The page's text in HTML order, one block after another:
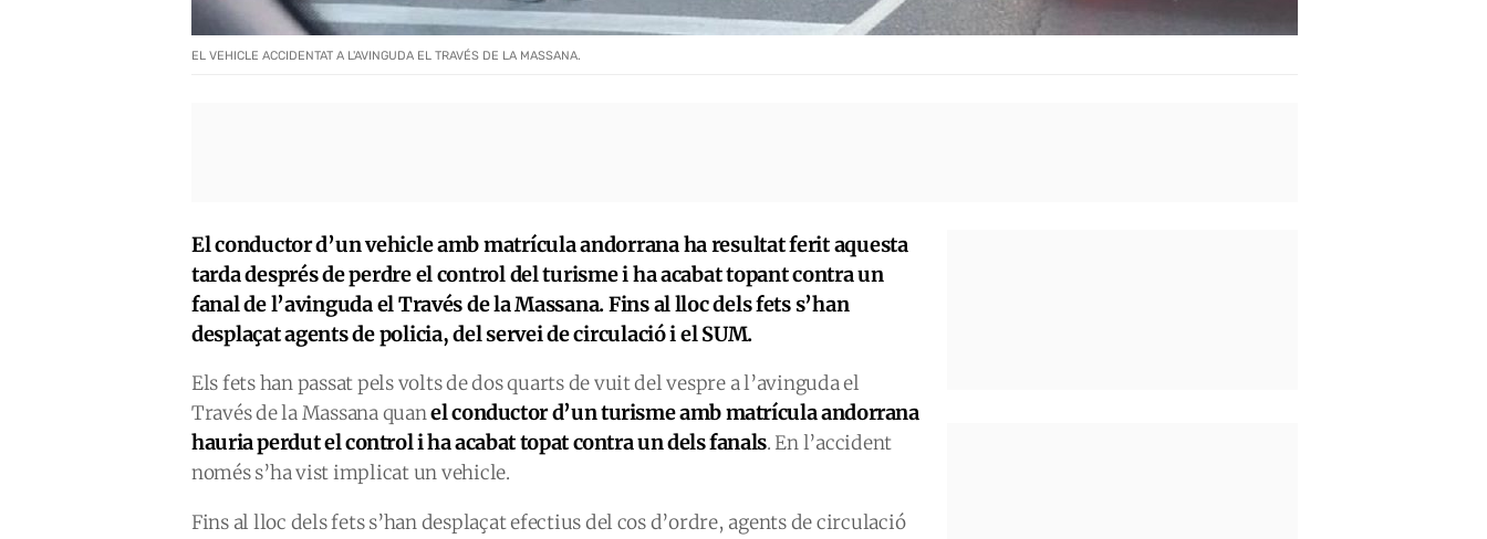
EL VEHICLE ACCIDENTAT A L'AVINGUDA EL TRAVÉS DE LA MASSANA.
El conductor d’un vehicle amb matrícula andorrana ha resultat ferit aquesta
tarda després de perdre el control del turisme i ha acabat topant contra un
fanal de l’avinguda el Través de la Massana. Fins al lloc dels fets s’han
desplaçat agents de policia, del servei de circulació i el SUM.
Els fets han passat pels volts de dos quarts de vuit del vespre a l’avinguda el
Través de la Massana quanel conductor d’un turisme amb matrícula andorrana
hauria perdut el control i ha acabat topat contra un dels fanals. En l’accident
només s’ha vist implicat un vehicle.
Fins al lloc dels fets s’han desplaçat efectius del cos d’ordre, agents de circulació